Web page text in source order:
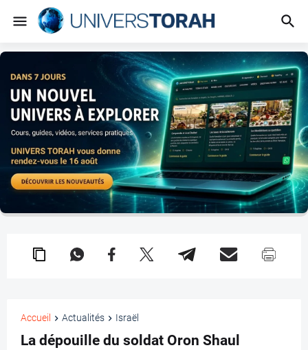
Accueil Actualités Israël
La dépouille du soldat Oron Shaul